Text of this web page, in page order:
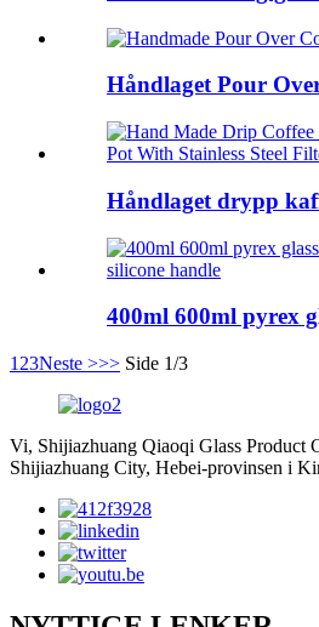
Håndlaget Pour
Håndlaget drypp
400ml 600ml pyrex
1 23Neste >>> Side 1/3
Vi, Shijiazhuang Qiaoqi Glass Product
Shijiazhuang City, Hebei-provinsen i